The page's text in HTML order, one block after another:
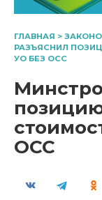
ГЛАВНАЯ >
РАЗЪЯСНИЛ
УО БЕЗ ОСС
ОСС